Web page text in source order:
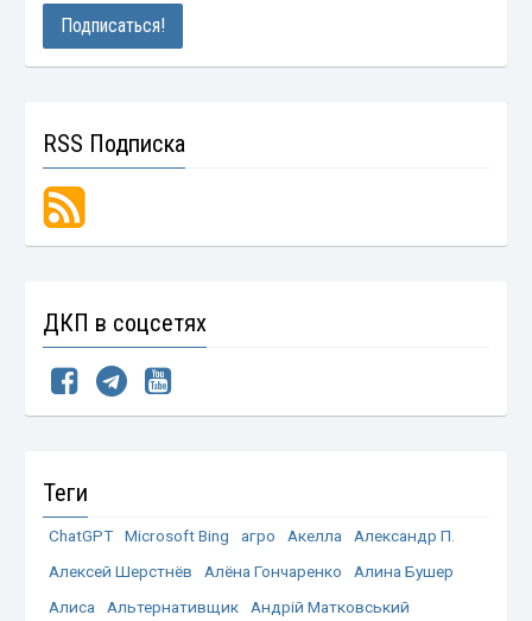
RSS Подписка
ДКП в соцсетях
Теги
ChatGPT Microsoft Bing агро Акелла
Александр П.
Алексей Шерстнёв
Алёна Гончаренко
Алина Бушер
Алиса
Альтернативщик
Андрій Матковський